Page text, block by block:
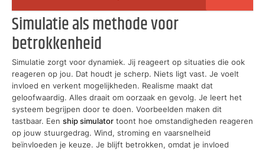
Simulatie als methode voor
betrokkenheid
Simulatie zorgt voor dynamiek. Jij reageert op situaties die ook
reageren op jou. Dat houdt je scherp. Niets ligt vast. Je voelt
invloed en verkent mogelijkheden. Realisme maakt dat
geloofwaardig. Alles draait om oorzaak en gevolg. Je leert het
systeem begrijpen door te doen. Voorbeelden maken dit
tastbaar. Een ship simulator toont hoe omstandigheden reageren
op jouw stuurgedrag. Wind, stroming en vaarsnelheid
beïnvloeden je keuze. Je blijft betrokken, omdat je invloed